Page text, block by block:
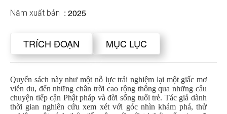
Năm xuất bản : 2025
TRÍCH ĐOẠN MỤC LỤC
Quyển sách này như một nỗ lực trải nghiệm lại một giấc mơ
viễn du, đến những chân trời cao rộng thông qua những câu
chuyện tiếp cận Phật pháp và đời sống tuổi trẻ. Tác giả dành
thời gian nghiên cứu xem xét với góc nhìn khám phá, thử